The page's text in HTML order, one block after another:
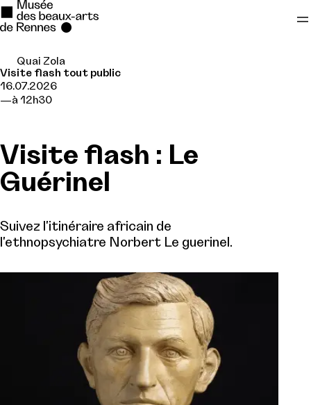
Se rendre au
Contenu principal
Quai Zola
Visite flash tout public
16.07.2026
à 12h30
Visite flash : Le
Guérinel
Suivez l'itinéraire africain de
l'ethnopsychiatre Norbert Le guerinel.